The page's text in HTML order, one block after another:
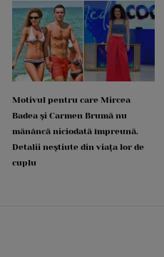
Motivul pentru care Mircea
Badea și Carmen Brumă nu
mănâncă niciodată împreună.
Detalii neștiute din viața lor de
cuplu